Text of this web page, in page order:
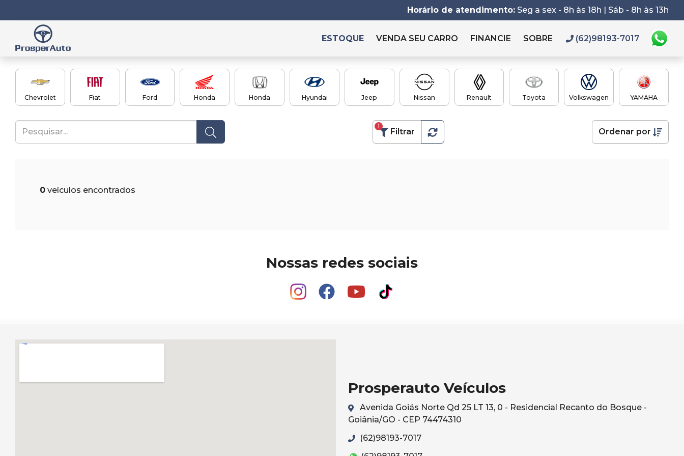
Horário de atendimento: Seg a sex - 8h às 18h | Sáb - 8h às 13h
ESTOQUE VENDA SEU CARRO FINANCIE SOBRE (62)98193-7017
Chevrolet Fiat Ford Honda Honda Hyundai Jeep Nissan Renault Toyota Volkswagen YAMAHA
Filtrar
1
Ordenar por
0 veículos encontrados
Nossas redes sociais
Prosperauto Veículos
Avenida Goiás Norte Qd 25 LT 13, 0 - Residencial Recanto do Bosque -
Goiânia/GO - CEP 74474310
(62)98193-7017